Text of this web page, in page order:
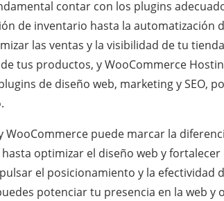
contar con los plugins
de inventario hasta la automatización
las ventas y la visibilidad de tu
tus productos, y WooCommerce
de diseño web, marketing y SEO,
puede marcar la
optimizar el diseño web y
el posicionamiento y la efectividad
potenciar tu presencia en la web y